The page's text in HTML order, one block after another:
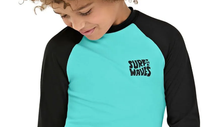
7
saia
vestidos
colorittá